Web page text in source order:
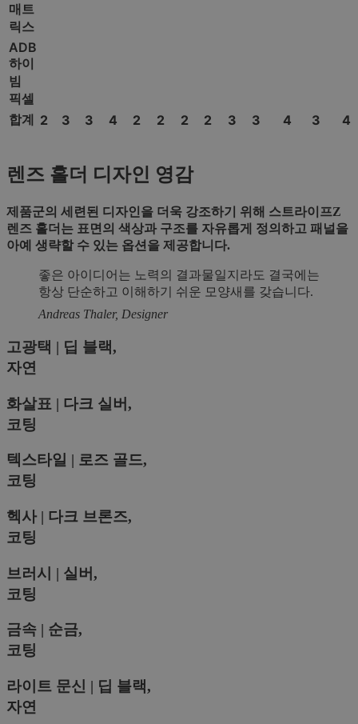
매트
릭스
ADB
하이
빔
픽셀
합계 2 3 3 4 2 2 2 2 3 3 4 3 4
렌즈 홀더 디자인 영감
제품군의 세련된 디자인을 더욱 강조하기 위해 스트라이프Z
렌즈 홀더는 표면의 색상과 구조를 자유롭게 정의하고 패널을
아예 생략할 수 있는 옵션을 제공합니다.
좋은 아이디어는 노력의 결과물일지라도 결국에는
항상 단순하고 이해하기 쉬운 모양새를 갖습니다.
Andreas Thaler, Designer
고광택 | 딥 블랙,
자연
화살표 | 다크 실버,
코팅
텍스타일 | 로즈 골드,
코팅
헥사 | 다크 브론즈,
코팅
브러시 | 실버,
코팅
금속 | 순금,
코팅
라이트 문신 | 딥 블랙,
자연